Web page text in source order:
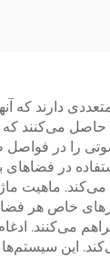
دارند که
می‌کنند که
را در
در
ماهیت
خاص هر
این